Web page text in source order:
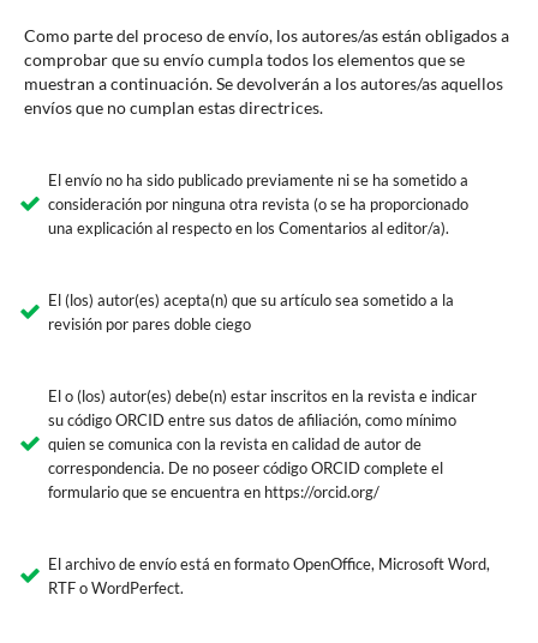
Como parte del proceso de envío, los autores/as están obligados a
comprobar que su envío cumpla todos los elementos que se
muestran a continuación. Se devolverán a los autores/as aquellos
envíos que no cumplan estas directrices.
El envío no ha sido publicado previamente ni se ha sometido a
consideración por ninguna otra revista (o se ha proporcionado
una explicación al respecto en los Comentarios al editor/a).
El (los) autor(es) acepta(n) que su artículo sea sometido a la
revisión por pares doble ciego
El o (los) autor(es) debe(n) estar inscritos en la revista e indicar
su código ORCID entre sus datos de afiliación, como mínimo
quien se comunica con la revista en calidad de autor de
correspondencia. De no poseer código ORCID complete el
formulario que se encuentra en https://orcid.org/
El archivo de envío está en formato OpenOffice, Microsoft Word,
RTF o WordPerfect.